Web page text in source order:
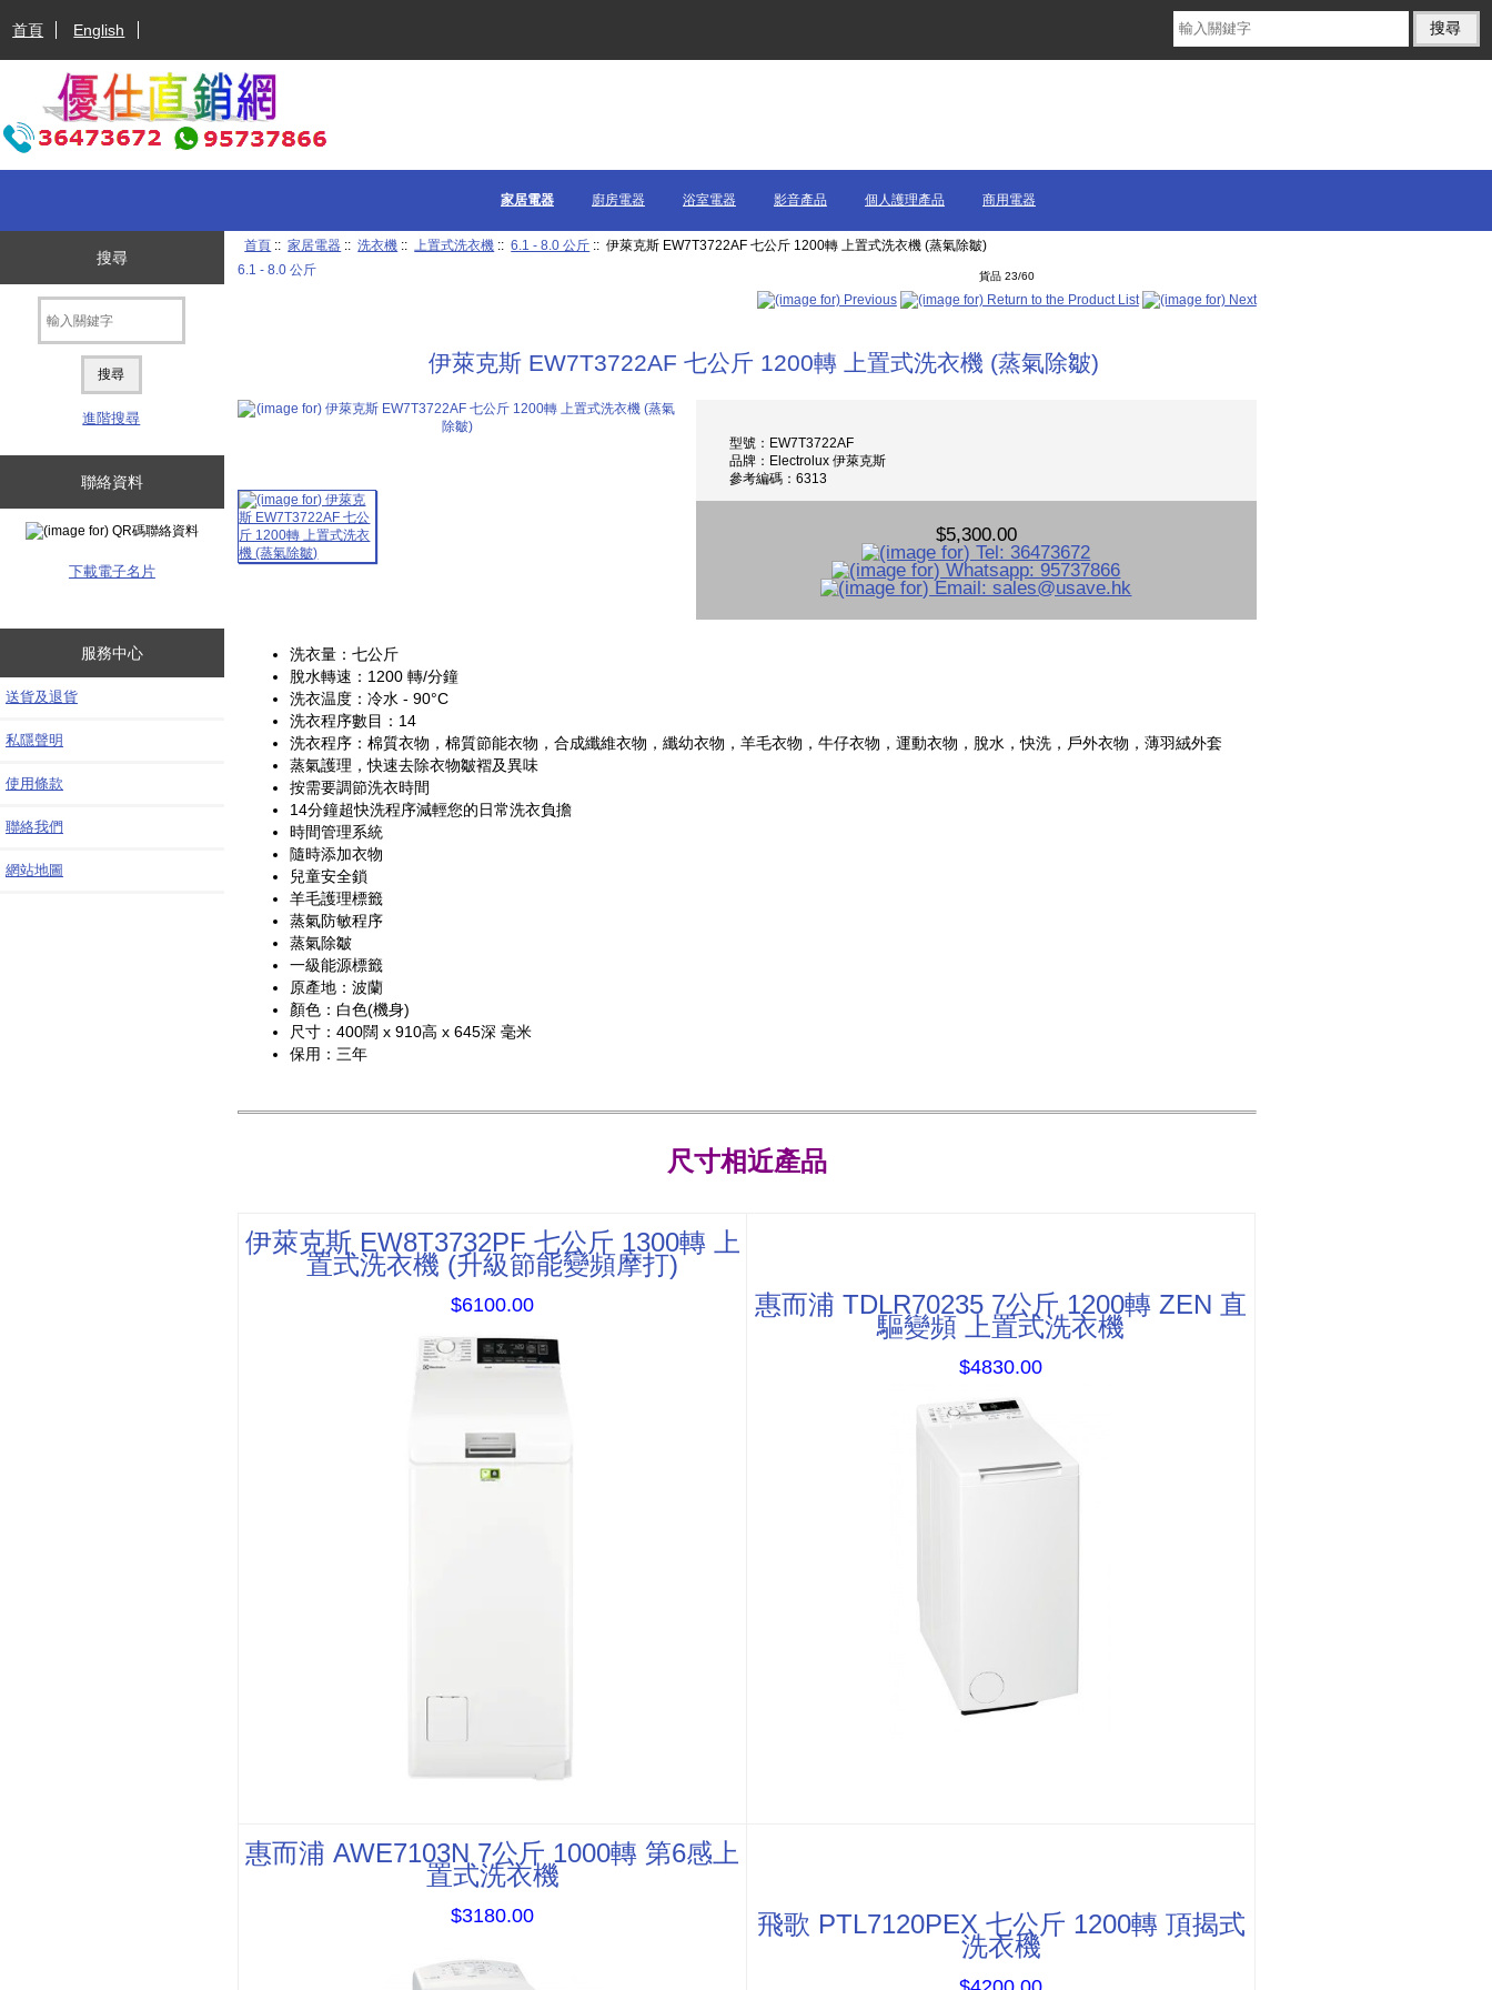
首頁 English
家居電器 廚房電器 浴室電器 影音產品 個人護理產品 商用電器
搜尋
進階搜尋
聯絡資料
下載電子名片
服務中心
送貨及退貨
私隱聲明
使用條款
聯絡我們
網站地圖
首頁 ::家居電器 ::洗衣機 :: 上置式洗衣機 ::6.1 - 8.0 公斤 :: 伊萊克斯 EW7T3722AF 七公斤 1200轉 上置式洗衣機 (蒸氣除皺)
6.1 - 8.0 公斤
貨品 23/60
伊萊克斯 EW7T3722AF 七公斤 1200轉 上置式洗衣機 (蒸氣除皺)
型號：EW7T3722AF
品牌：Electrolux 伊萊克斯
參考編碼：6313
$5,300.00
洗衣量：七公斤
脫水轉速：1200 轉/分鐘
洗衣温度：冷水 - 90°C
洗衣程序數目：14
洗衣程序：棉質衣物，棉質節能衣物，合成纖維衣物，纖幼衣物，羊毛衣物，牛仔衣物，運動衣物，脫水，快洗，戶外衣物，薄羽絨外套
蒸氣護理，快速去除衣物皺褶及異味
按需要調節洗衣時間
14分鐘超快洗程序減輕您的日常洗衣負擔
時間管理系統
隨時添加衣物
兒童安全鎖
羊毛護理標籤
蒸氣防敏程序
蒸氣除皺
一級能源標籤
原產地：波蘭
顏色：白色(機身)
尺寸：400闊 x 910高 x 645深 毫米
保用：三年
尺寸相近產品
伊萊克斯 EW8T3732PF 七公斤 1300轉 上
置式洗衣機 (升級節能變頻摩打)
$6100.00 惠而浦 TDLR70235 7公斤 1200轉 ZEN 直
驅變頻 上置式洗衣機
$4830.00
惠而浦 AWE7103N 7公斤 1000轉 第6感上
置式洗衣機
$3180.00 飛歌 PTL7120PEX 七公斤 1200轉 頂揭式
洗衣機